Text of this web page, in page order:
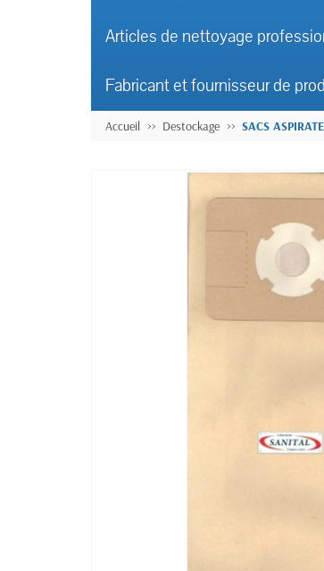
Articles de nettoyage
Fabricant et fournisseur de
Accueil Destockage SACS